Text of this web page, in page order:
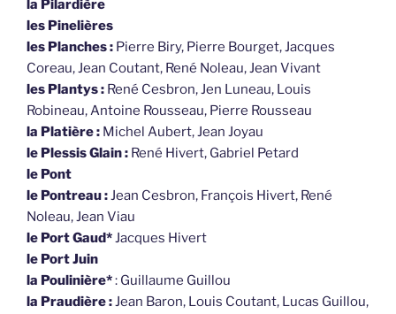
la Pilardière
les Pinelières
les Planches : Pierre Biry, Pierre Bourget, Jacques
Coreau, Jean Coutant, René Noleau, Jean Vivant
les Plantys : René Cesbron, Jen Luneau, Louis
Robineau, Antoine Rousseau, Pierre Rousseau
la Platière : Michel Aubert, Jean Joyau
le Plessis Glain : René Hivert, Gabriel Petard
le Pont
le Pontreau :Jean Cesbron, François Hivert, René
Noleau, Jean Viau
le Port Gaud*Jacques Hivert
le Port Juin
la Poulinière*: Guillaume Guillou
la Praudière :Jean Baron, Louis Coutant, Lucas Guillou,